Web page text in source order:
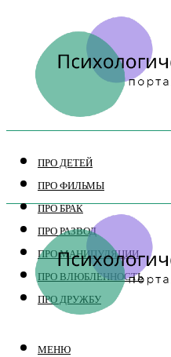
ПРО ДЕТЕЙ
ПРО ФИЛЬМЫ
ПРО БРАК
ПРО РАЗВОД
ПРО МАНИПУЛЯЦИИ
ПРО ВЛЮБЛЕННОСТЬ
ПРО ДРУЖБУ
МЕНЮ